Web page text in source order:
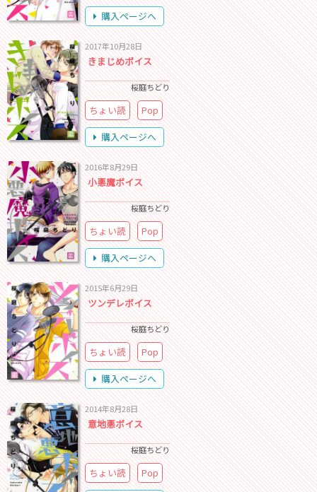
購入ページへ
2017年10月28日
きまじめボイス
桜庭ちどり
ちょい読
Pop
購入ページへ
2016年8月29日
小悪魔ボイス
桜庭ちどり
ちょい読
Pop
購入ページへ
2015年6月29日
ツンデレボイス
桜庭ちどり
ちょい読
Pop
購入ページへ
2014年8月28日
意地悪ボイス
桜庭ちどり
ちょい読
Pop